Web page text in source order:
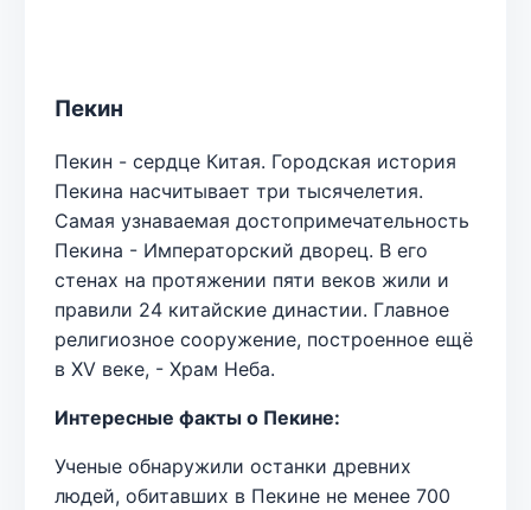
Пекин
Пекин - сердце Китая. Городская история
Пекина насчитывает три тысячелетия.
Самая узнаваемая достопримечательность
Пекина - Императорский дворец. В его
стенах на протяжении пяти веков жили и
правили 24 китайские династии. Главное
религиозное сооружение, построенное ещё
в XV веке, - Храм Неба.
Интересные факты о Пекине:
Ученые обнаружили останки древних
людей, обитавших в Пекине не менее 700